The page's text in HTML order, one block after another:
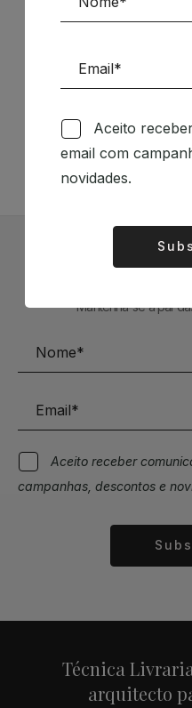
Siga-nos
TÉCNICA LIVRARIA »
Mantenha-se a par
Aceito receber
campanhas, descontos e
Técnica
arquitecto
Aceito
email com
novidades.